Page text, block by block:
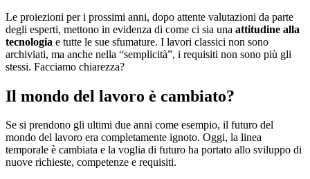
Le proiezioni per i prossimi anni, dopo attente valutazioni da parte
degli esperti, mettono in evidenza di come ci sia una attitudine alla
tecnologia e tutte le sue sfumature. I lavori classici non sono
archiviati, ma anche nella “semplicità”, i requisiti non sono più gli
stessi. Facciamo chiarezza?
Il mondo del lavoro è cambiato?
Se si prendono gli ultimi due anni come esempio, il futuro del
mondo del lavoro era completamente ignoto. Oggi, la linea
temporale è cambiata e la voglia di futuro ha portato allo sviluppo di
nuove richieste, competenze e requisiti.